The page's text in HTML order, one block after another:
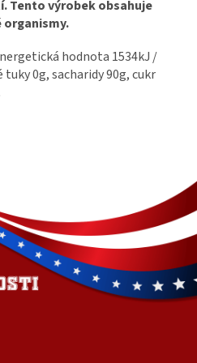
Tento výrobek obsahuje
hodnota 1534kJ /
0g, sacharidy 90g, cukr